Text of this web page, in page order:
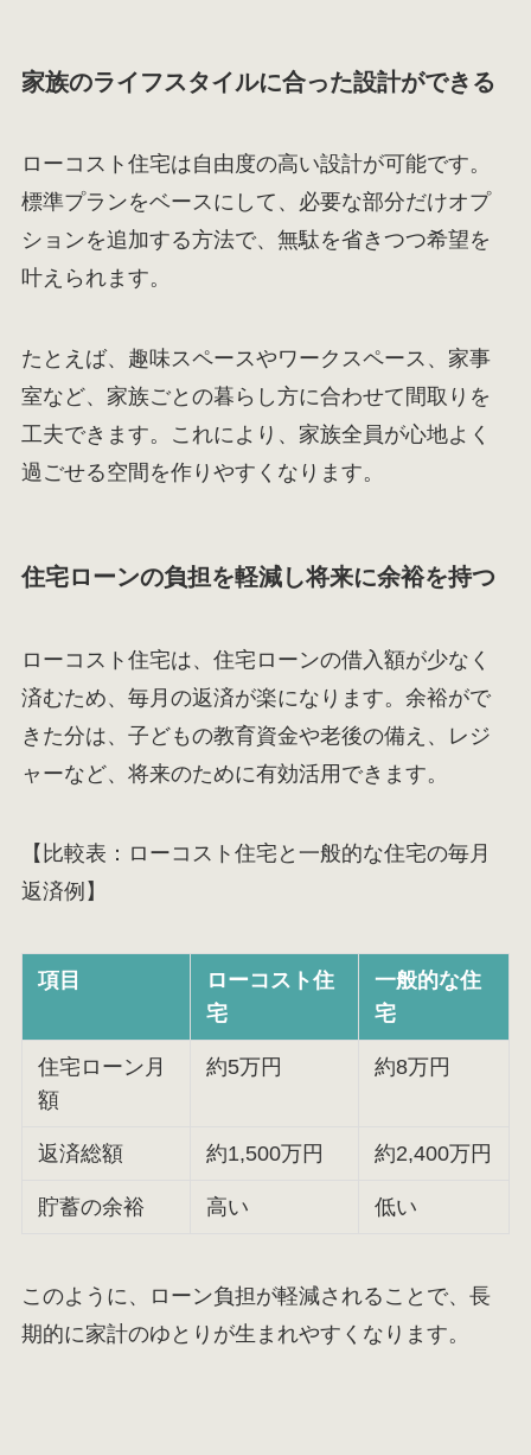
家族のライフスタイルに合った設計ができる
ローコスト住宅は自由度の高い設計が可能です。
標準プランをベースにして、必要な部分だけオプ
ションを追加する方法で、無駄を省きつつ希望を
叶えられます。
たとえば、趣味スペースやワークスペース、家事
室など、家族ごとの暮らし方に合わせて間取りを
工夫できます。これにより、家族全員が心地よく
過ごせる空間を作りやすくなります。
住宅ローンの負担を軽減し将来に余裕を持つ
ローコスト住宅は、住宅ローンの借入額が少なく
済むため、毎月の返済が楽になります。余裕がで
きた分は、子どもの教育資金や老後の備え、レジ
ャーなど、将来のために有効活用できます。
【比較表：ローコスト住宅と一般的な住宅の毎月
返済例】
項目
ローコスト住
宅
一般的な住
宅
住宅ローン月
額
約5万円 約8万円
返済総額 約1,500万円 約2,400万円
貯蓄の余裕 高い 低い
このように、ローン負担が軽減されることで、長
期的に家計のゆとりが生まれやすくなります。